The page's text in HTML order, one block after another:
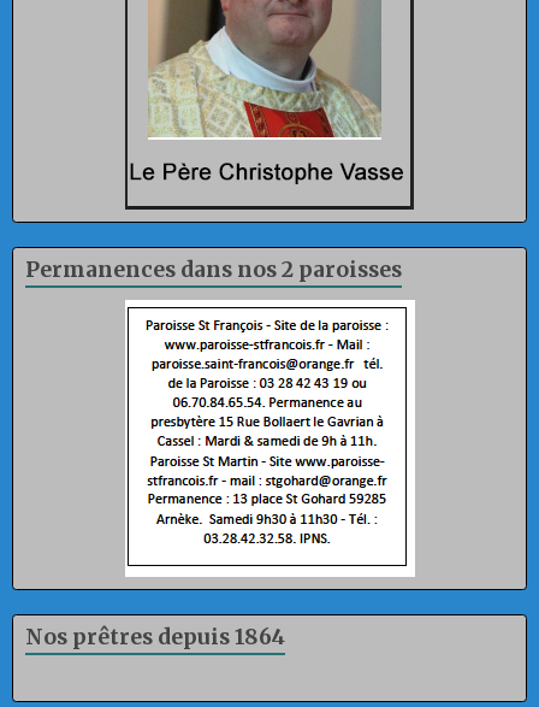
Permanences dans nos 2 paroisses
Nos prêtres depuis 1864